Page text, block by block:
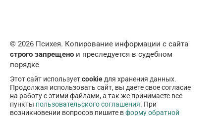
© 2026 Психея. Копирование информации с сайта
строго запрещено и преследуется в судебном
порядке
Этот сайт используетcookieдля хранения данных.
Продолжая использовать сайт, вы даете свое согласие
на работу с этими файлами, а так же принимаете все
пункты пользовательского соглашения. При
возникновении вопросов пишите вформу обратной